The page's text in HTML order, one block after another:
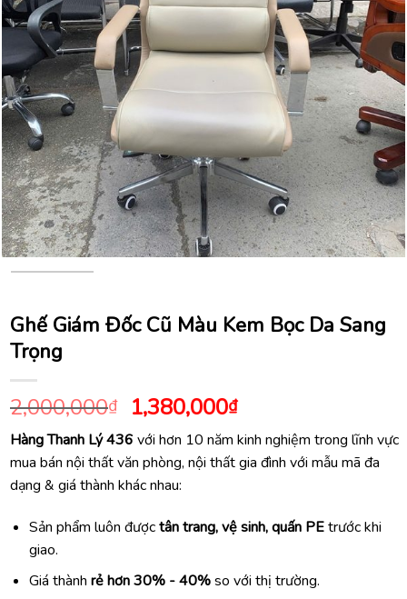
Ghế Giám Đốc Cũ Màu Kem Bọc Da Sang
Trọng
2,000,000₫ Giá
gốc
là:
2,000,000₫.
1,380,000₫Giá
hiện
tại
là:
Hàng Thanh Lý 436 với hơn 10 năm kinh nghiệm trong lĩnh vực
mua bán nội thất văn phòng, nội thất gia đình với mẫu mã đa
dạng & giá thành khác nhau:
Sản phẩm luôn đượctân trang, vệ sinh, quấn PEtrước khi
giao.
Giá thành rẻ hơn 30% - 40%so với thị trường.